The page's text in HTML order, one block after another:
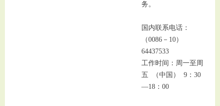
务。
国内联系电话：
（0086－10）
64437533
工作时间：周一至周
五 （中国） 9：30
—18：00